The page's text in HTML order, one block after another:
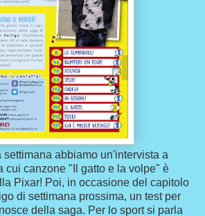
settimana abbiamo un'intervista a
cui canzone "Il gatto e la volpe" è
Pixar! Poi, in occasione del capitolo
di settimana prossima, un test per
della saga. Per lo sport si parla